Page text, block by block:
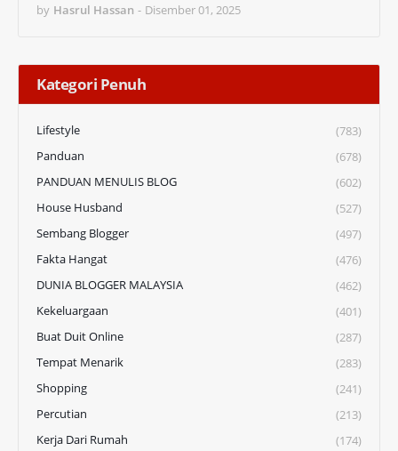
by Hasrul Hassan - Disember 01, 2025
Kategori Penuh
Lifestyle
(783)
Panduan
(678)
PANDUAN MENULIS BLOG
(602)
House Husband
(527)
Sembang Blogger
(497)
Fakta Hangat
(476)
DUNIA BLOGGER MALAYSIA
(462)
Kekeluargaan
(401)
Buat Duit Online
(287)
Tempat Menarik
(283)
Shopping
(241)
Percutian
(213)
Kerja Dari Rumah
(174)